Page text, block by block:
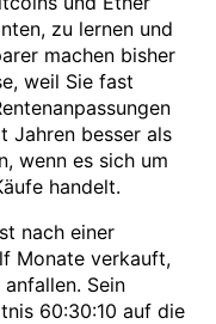
zu lernen und
machen bisher
weil Sie fast
Jahren besser als
wenn es sich um
handelt.
nach einer
Monate verkauft,
Sein
60:30:10 auf die